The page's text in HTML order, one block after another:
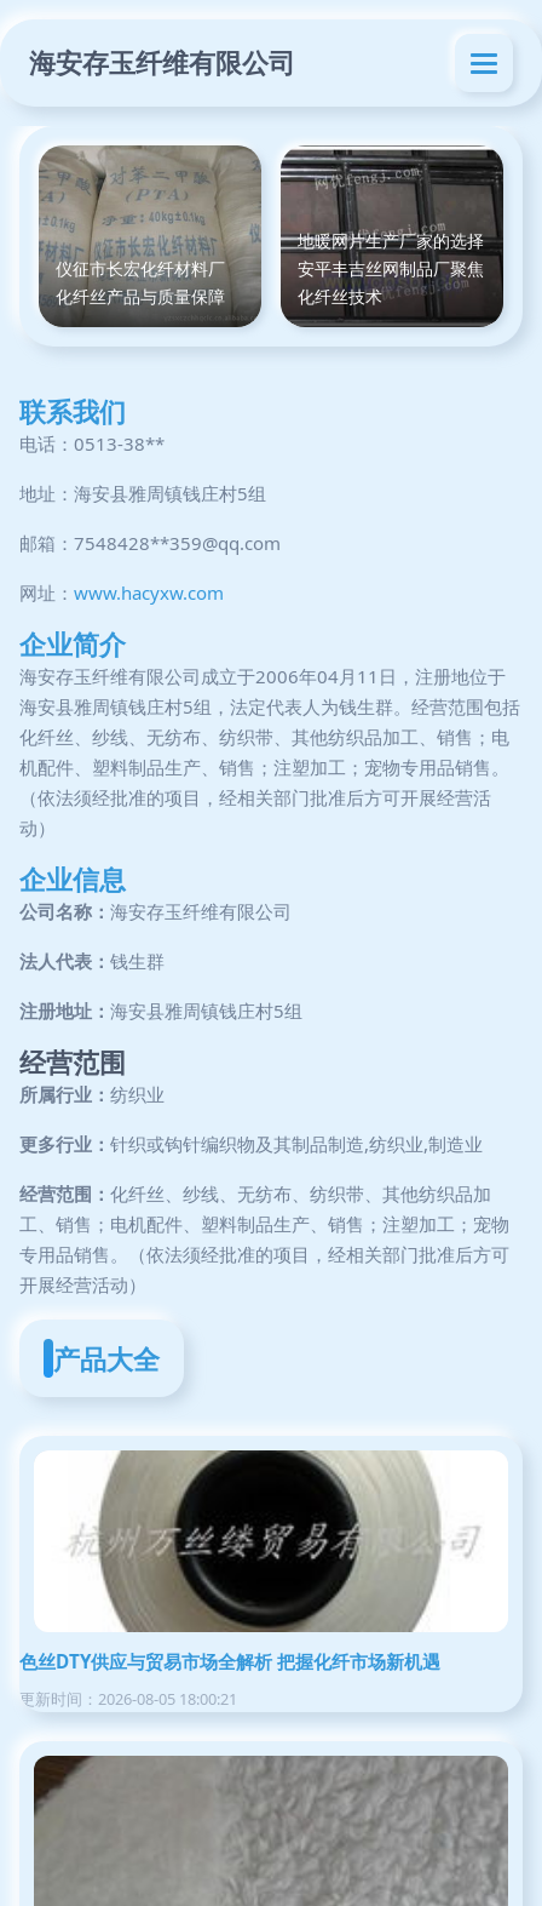
海安存玉纤维有限公司
仪征市长宏化纤材料厂
化纤丝产品与质量保障
地暖网片生产厂家的选择
安平丰吉丝网制品厂聚焦
化纤丝技术
联系我们
电话：0513-38**
地址：海安县雅周镇钱庄村5组
邮箱：7548428**359@qq.com
网址： www.hacyxw.com
企业简介
海安存玉纤维有限公司成立于2006年04月11日，注册地位于
海安县雅周镇钱庄村5组，法定代表人为钱生群。经营范围包括
化纤丝、纱线、无纺布、纺织带、其他纺织品加工、销售；电
机配件、塑料制品生产、销售；注塑加工；宠物专用品销售。
（依法须经批准的项目，经相关部门批准后方可开展经营活
动）
企业信息
公司名称： 海安存玉纤维有限公司
法人代表： 钱生群
注册地址： 海安县雅周镇钱庄村5组
经营范围
所属行业： 纺织业
更多行业： 针织或钩针编织物及其制品制造,纺织业,制造业
经营范围： 化纤丝、纱线、无纺布、纺织带、其他纺织品加
工、销售；电机配件、塑料制品生产、销售；注塑加工；宠物
专用品销售。（依法须经批准的项目，经相关部门批准后方可
开展经营活动）
产品大全
色丝DTY供应与贸易市场全解析 把握化纤市场新机遇
更新时间：2026-08-05 18:00:21